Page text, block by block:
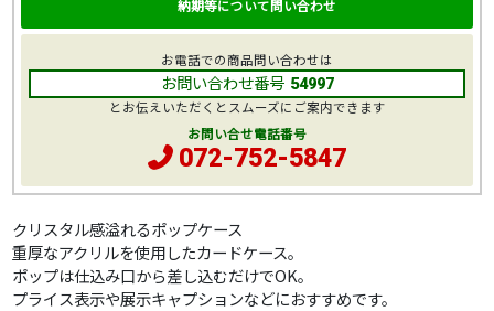
クリスタル感溢れるポップケース
重厚なアクリルを使用したカードケース。
ポップは仕込み口から差し込むだけでOK。
プライス表示や展示キャプションなどにおすすめです。
納期等について問い合わせ
お電話での商品問い合わせは
お問い合わせ番号 54997
とお伝えいただくとスムーズにご案内できます
お問い合せ電話番号
072-752-5847